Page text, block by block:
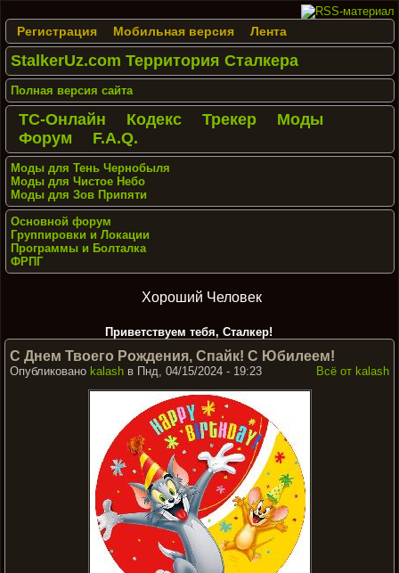
Регистрация Мобильная версия Лента
StalkerUz.com Территория Сталкера
Полная версия сайта
ТС-Онлайн Кодекс Трекер
Моды
Форум
F.A.Q.
Моды для Тень Чернобыля
Моды для Чистое Небо
Моды для Зов Припяти
Основной форум
Группировки и Локации
Программы и Болталка
ФРПГ
Хороший Человек
Приветствуем тебя, Сталкер!
С Днем Твоего Рождения, Спайк! С Юбилеем!
Всё от kalash
Опубликовано kalash в Пнд, 04/15/2024 - 19:23